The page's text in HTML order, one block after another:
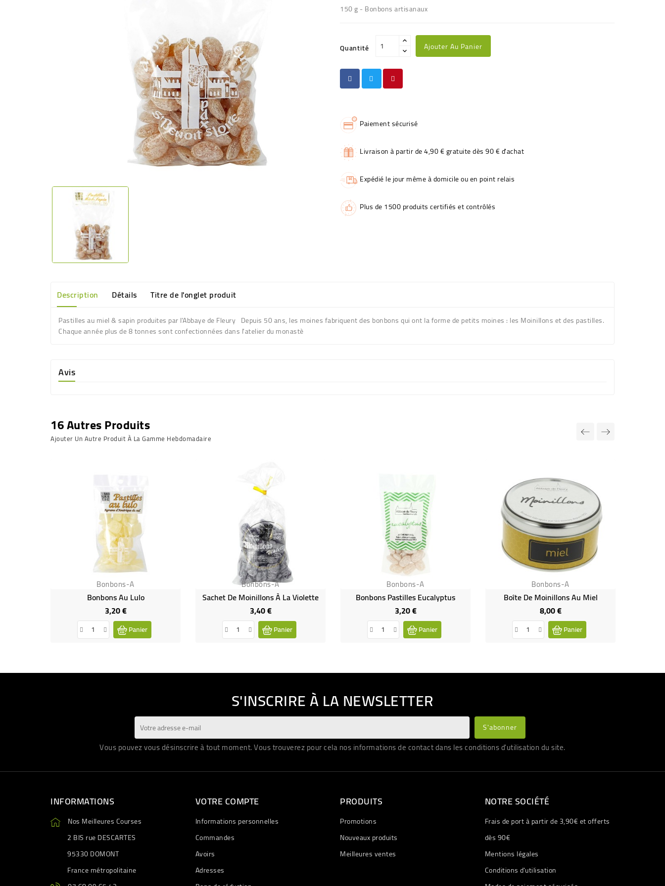
150 g - Bonbons artisanaux
Quantité Ajouter Au Panier
Paiement sécurisé
Livraison à partir de 4,90 € gratuite dès 90 € d'achat
Expédié le jour même à domicile ou en point relais
Plus de 1500 produits certifiés et contrôlés
Description Détails Titre de l'onglet produit
Pastilles au miel & sapin produites par l'Abbaye de Fleury Depuis 50 ans, les moines fabriquent des bonbons qui ont la forme de petits moines : les Moinillons et des pastilles.
Chaque année plus de 8 tonnes sont confectionnées dans l'atelier du monastè
Avis
16 Autres Produits
Ajouter Un Autre Produit À La Gamme Hebdomadaire
Bonbons-A
Bonbons Au Lulo
3,20 €Prix
Panier
Bonbons-A
Sachet De Moinillons À La Violette
3,40 €Prix
Panier
Bonbons-A
Bonbons Pastilles Eucalyptus
3,20 €Prix
Panier
Bonbons-A
Boîte De Moinillons Au Miel
8,00 €Prix
Panier
S'INSCRIRE À LA NEWSLETTER
Vous pouvez vous désinscrire à tout moment. Vous trouverez pour cela nos informations de contact dans les conditions d'utilisation du site.
INFORMATIONS
Nos Meilleures Courses
2 BIS rue DESCARTES
95330 DOMONT
France métropolitaine
VOTRE COMPTE
Informations personnelles
Commandes
Avoirs
Adresses
PRODUITS
Promotions
Nouveaux produits
Meilleures ventes
NOTRE SOCIÉTÉ
Frais de port à partir de 3,90€ et offerts
dès 90€
Mentions légales
Conditions d'utilisation